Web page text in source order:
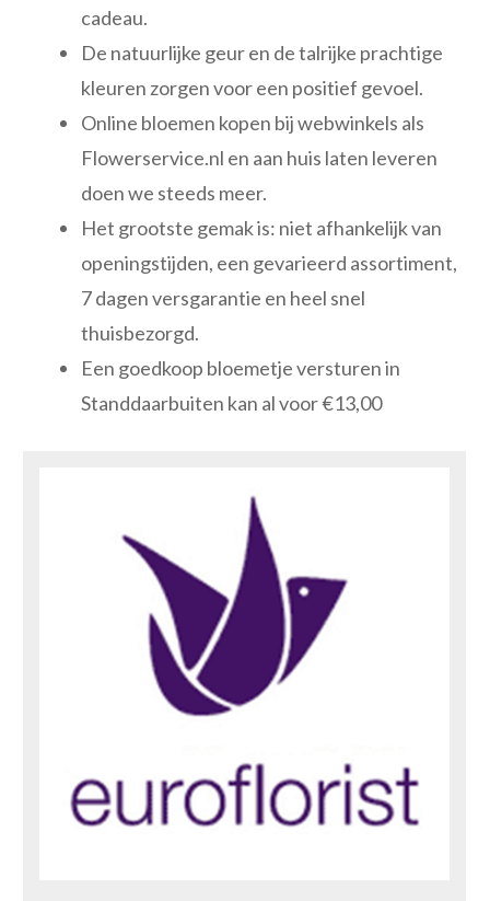
cadeau.
De natuurlijke geur en de talrijke prachtige
kleuren zorgen voor een positief gevoel.
Online bloemen kopen bij webwinkels als
Flowerservice.nl en aan huis laten leveren
doen we steeds meer.
Het grootste gemak is: niet afhankelijk van
openingstijden, een gevarieerd assortiment,
7 dagen versgarantie en heel snel
thuisbezorgd.
Een goedkoop bloemetje versturen in
Standdaarbuiten kan al voor €13,00